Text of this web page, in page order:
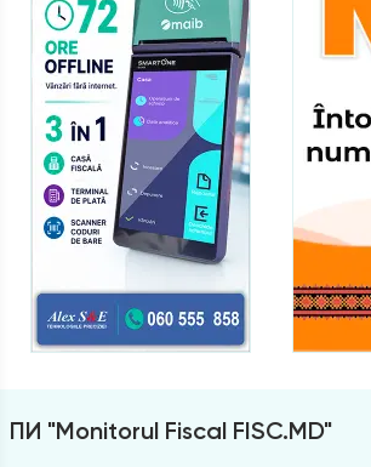
ПИ "Monitorul Fiscal FISC.MD"